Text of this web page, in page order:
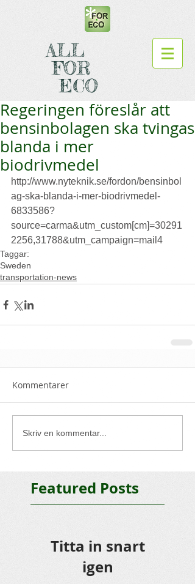
ALL
FOR
ECO
Featured Posts
Regeringen föreslår att
bensinbolagen ska tvingas
blanda i mer
biodrivmedel
http://www.nyteknik.se/fordon/bensinbol
ag-ska-blanda-i-mer-biodrivmedel-
6833586?
source=carma&utm_custom[cm]=30291
2256,31788&utm_campaign=mail4
Taggar:
Sweden
transportation-news
Kommentarer
Skriv en kommentar...
Titta in snart
igen